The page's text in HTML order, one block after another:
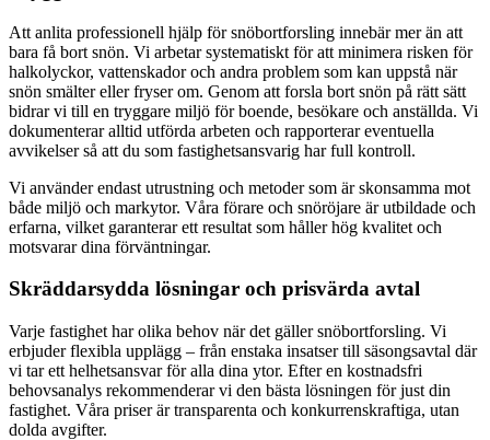
Att anlita professionell hjälp för snöbortforsling innebär mer än att
bara få bort snön. Vi arbetar systematiskt för att minimera risken för
halkolyckor, vattenskador och andra problem som kan uppstå när
snön smälter eller fryser om. Genom att forsla bort snön på rätt sätt
bidrar vi till en tryggare miljö för boende, besökare och anställda. Vi
dokumenterar alltid utförda arbeten och rapporterar eventuella
avvikelser så att du som fastighetsansvarig har full kontroll.
Vi använder endast utrustning och metoder som är skonsamma mot
både miljö och markytor. Våra förare och snöröjare är utbildade och
erfarna, vilket garanterar ett resultat som håller hög kvalitet och
motsvarar dina förväntningar.
Skräddarsydda lösningar och prisvärda avtal
Varje fastighet har olika behov när det gäller snöbortforsling. Vi
erbjuder flexibla upplägg – från enstaka insatser till säsongsavtal där
vi tar ett helhetsansvar för alla dina ytor. Efter en kostnadsfri
behovsanalys rekommenderar vi den bästa lösningen för just din
fastighet. Våra priser är transparenta och konkurrenskraftiga, utan
dolda avgifter.